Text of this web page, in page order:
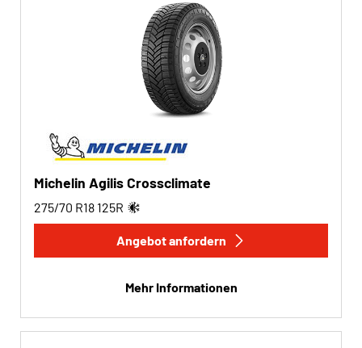
Michelin Agilis Crossclimate
275/70 R18 125R
Angebot anfordern
Mehr Informationen